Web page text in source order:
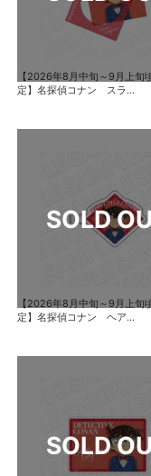
【2026年8月中旬～9月上旬
定】名探偵コナン スラ...
【2026年8月中旬～9月上旬
定】名探偵コナン ヘア...